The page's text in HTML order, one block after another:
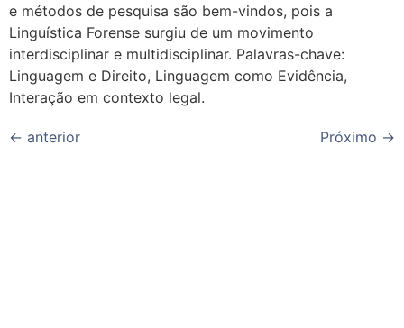
e métodos de pesquisa são bem-vindos, pois a
Linguística Forense surgiu de um movimento
interdisciplinar e multidisciplinar. Palavras-chave:
Linguagem e Direito, Linguagem como Evidência,
Interação em contexto legal.
← anterior Próximo →